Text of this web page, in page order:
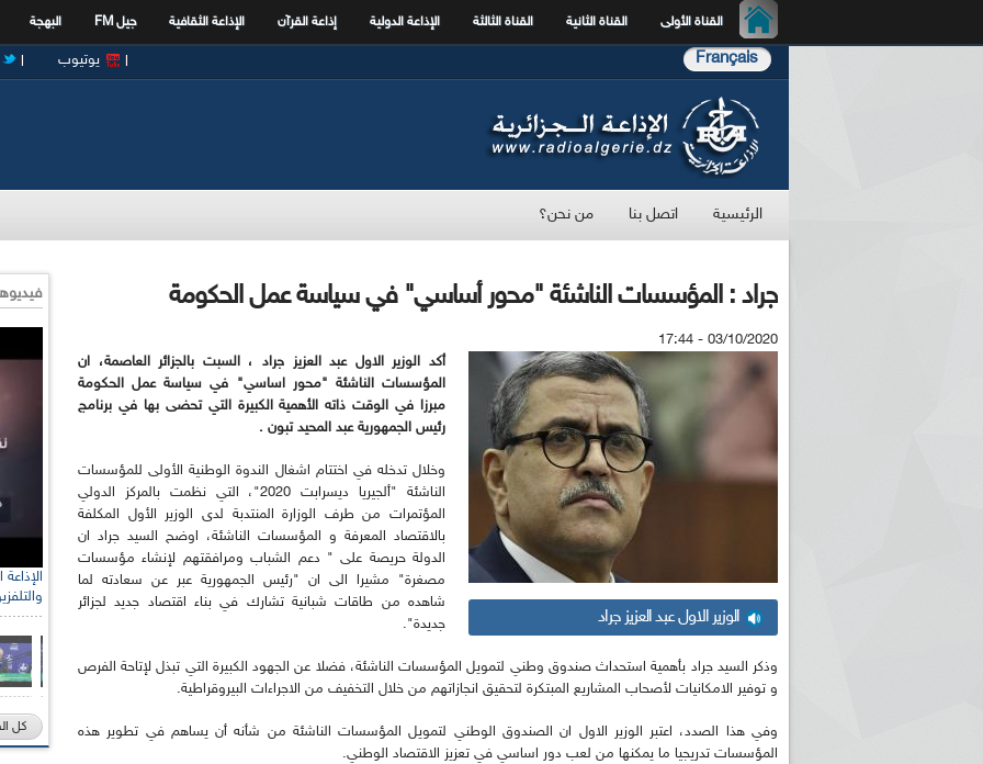
القناة الأولى القناة الثانية القناة الثالثة الإذاعة الدولية إذاعة القرآن الإذاعة الثقافية جيل FM البهجة
Français يوتيوب
الرئيسية اتصل بنا من نحن؟
جراد : المؤسسات الناشئة "محور أساسي" في سياسة عمل الحكومة
03/10/2020 - 17:44
الوزير الاول عبد العزيز جراد
أكد الوزير الاول عبد العزيز جراد ، السبت بالجزائر العاصمة، ان
المؤسسات الناشئة "محور اساسي" في سياسة عمل الحكومة
مبرزا في الوقت ذاته الأهمية الكبيرة التي تحضى بها في برنامج
رئيس الجمهورية عبد المحيد تبون .
وخلال تدخله في اختتام اشغال الندوة الوطنية الأولى للمؤسسات
الناشئة "ألجيريا ديسرابت 2020"، التي نظمت بالمركز الدولي
المؤتمرات من طرف الوزارة المنتدبة لدى الوزير الأول المكلفة
بالاقتصاد المعرفة و المؤسسات الناشئة، اوضح السيد جراد ان
الدولة حريصة على " دعم الشباب ومرافقتهم لإنشاء مؤسسات
مصغرة" مشيرا الى ان "رئيس الجمهورية عبر عن سعادته لما
شاهده من طاقات شبانية تشارك في بناء اقتصاد جديد لجزائر
جديدة".
وذكر السيد جراد بأهمية استحداث صندوق وطني لتمويل المؤسسات الناشئة، فضلا عن الجهود الكبيرة التي تبذل لإتاحة الفرص
و توفير الامكانيات لأصحاب المشاريع المبتكرة لتحقيق انجازاتهم من خلال التخفيف من الاجراءات البيروقراطية.
وفي هذا الصدد، اعتبر الوزير الاول ان الصندوق الوطني لتمويل المؤسسات الناشئة من شأنه أن يساهم في تطوير هذه
المؤسسات تدريجيا ما يمكنها من لعب دور اساسي في تعزيز الاقتصاد الوطني.
كل